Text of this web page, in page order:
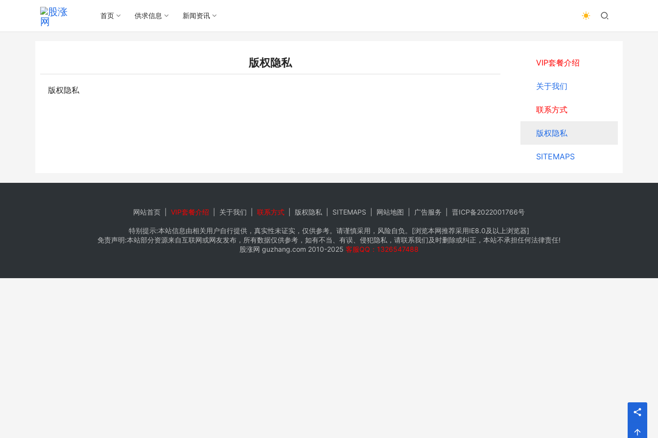
首页 供求信息 新闻资讯
版权隐私
版权隐私
VIP套餐介绍
关于我们
联系方式
版权隐私
SITEMAPS
网站首页 VIP套餐介绍 关于我们 联系方式 版权隐私 SITEMAPS 网站地图 广告服务 晋ICP备2022001766号
特别提示:本站信息由相关用户自行提供，真实性未证实，仅供参考。请谨慎采用，风险自负。[浏览本网推荐采用IE8.0及以上浏览器]
免责声明:本站部分资源来自互联网或网友发布，所有数据仅供参考，如有不当、有误、侵犯隐私，请联系我们及时删除或纠正，本站不承担任何法律责任!
股涨网 guzhang.com 2010-2025 客服QQ：1326547488